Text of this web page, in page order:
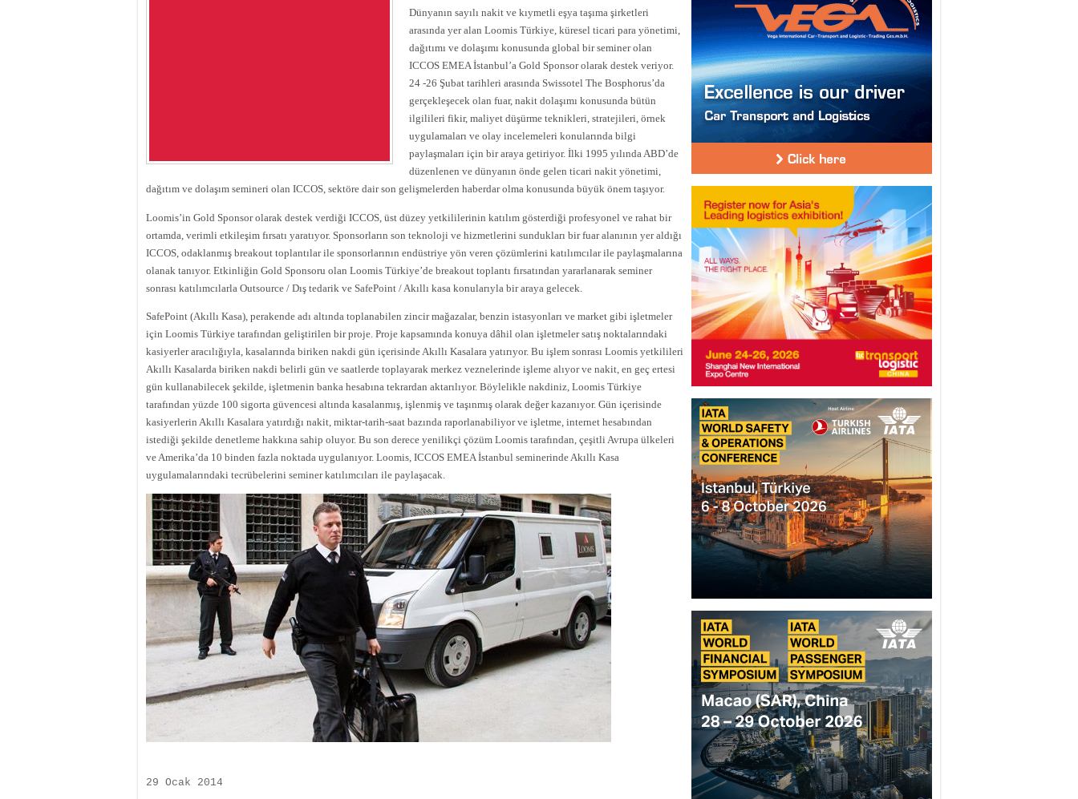
Dünyanın sayılı nakit ve kıymetli eşya taşıma şirketleri
arasında yer alan Loomis Türkiye, küresel ticari para yönetimi,
dağıtımı ve dolaşımı konusunda global bir seminer olan
ICCOS EMEA İstanbul’a Gold Sponsor olarak destek veriyor.
24 -26 Şubat tarihleri arasında Swissotel The Bosphorus’da
gerçekleşecek olan fuar, nakit dolaşımı konusunda bütün
ilgilileri fikir, maliyet düşürme teknikleri, stratejileri, örnek
uygulamaları ve olay incelemeleri konularında bilgi
paylaşmaları için bir araya getiriyor. İlki 1995 yılında ABD’de
düzenlenen ve dünyanın önde gelen ticari nakit yönetimi,
dağıtım ve dolaşım semineri olan ICCOS, sektöre dair son gelişmelerden haberdar olma konusunda büyük önem taşıyor.
Loomis’in Gold Sponsor olarak destek verdiği ICCOS, üst düzey yetkililerinin katılım gösterdiği profesyonel ve rahat bir
ortamda, verimli etkileşim fırsatı yaratıyor. Sponsorların son teknoloji ve hizmetlerini sundukları bir fuar alanının yer aldığı
ICCOS, odaklanmış breakout toplantılar ile sponsorlarının endüstriye yön veren çözümlerini katılımcılar ile paylaşmalarına
olanak tanıyor. Etkinliğin Gold Sponsoru olan Loomis Türkiye’de breakout toplantı fırsatından yararlanarak seminer
sonrası katılımcılarla Outsource / Dış tedarik ve SafePoint / Akıllı kasa konularıyla bir araya gelecek.
SafePoint (Akıllı Kasa), perakende adı altında toplanabilen zincir mağazalar, benzin istasyonları ve market gibi işletmeler
için Loomis Türkiye tarafından geliştirilen bir proje. Proje kapsamında konuya dâhil olan işletmeler satış noktalarındaki
kasiyerler aracılığıyla, kasalarında biriken nakdi gün içerisinde Akıllı Kasalara yatırıyor. Bu işlem sonrası Loomis yetkilileri
Akıllı Kasalarda biriken nakdi belirli gün ve saatlerde toplayarak merkez veznelerinde işleme alıyor ve nakit, en geç ertesi
gün kullanabilecek şekilde, işletmenin banka hesabına tekrardan aktarılıyor. Böylelikle nakdiniz, Loomis Türkiye
tarafından yüzde 100 sigorta güvencesi altında kasalanmış, işlenmiş ve taşınmış olarak değer kazanıyor. Gün içerisinde
kasiyerlerin Akıllı Kasalara yatırdığı nakit, miktar-tarih-saat bazında raporlanabiliyor ve işletme, internet hesabından
istediği şekilde denetleme hakkına sahip oluyor. Bu son derece yenilikçi çözüm Loomis tarafından, çeşitli Avrupa ülkeleri
ve Amerika’da 10 binden fazla noktada uygulanıyor. Loomis, ICCOS EMEA İstanbul seminerinde Akıllı Kasa
uygulamalarındaki tecrübelerini seminer katılımcıları ile paylaşacak.
29 Ocak 2014